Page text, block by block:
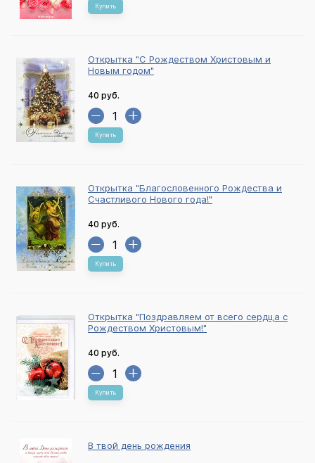
Купить
Открытка "С Рождеством Христовым и
Новым годом"
40 руб.
Купить
Открытка "Благословенного Рождества и
Счастливого Нового года!"
40 руб.
Купить
Открытка "Поздравляем от всего сердца с
Рождеством Христовым!"
40 руб.
Купить
В твой день рождения